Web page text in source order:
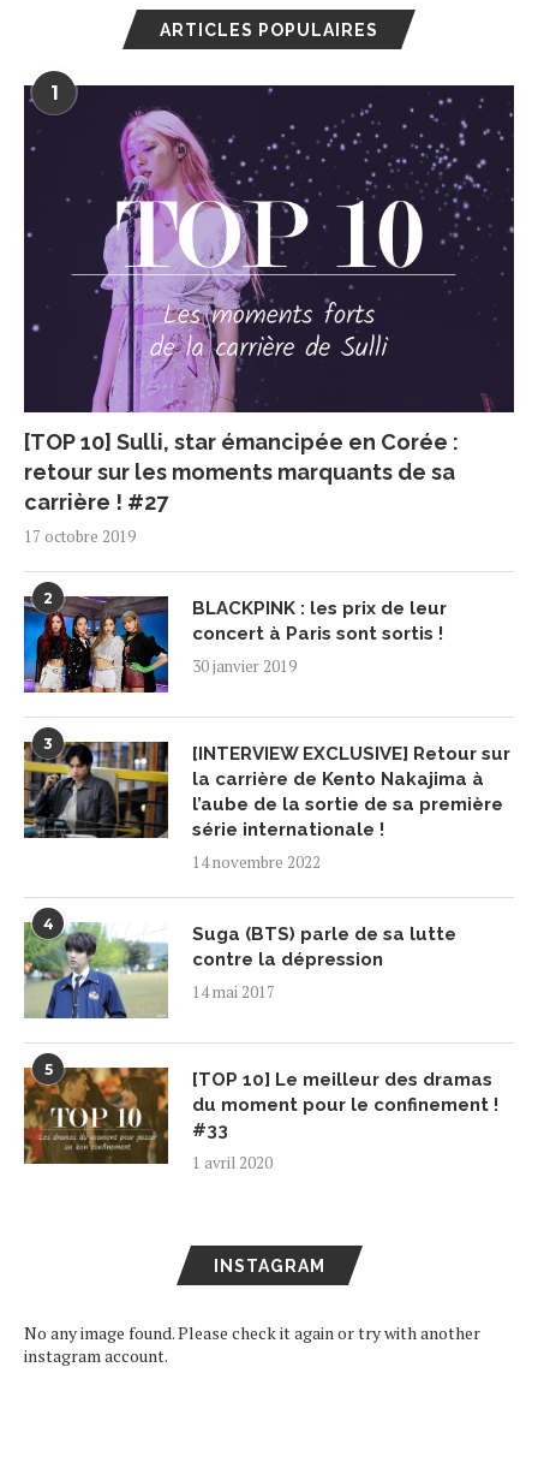
ARTICLES POPULAIRES
1
[TOP 10] Sulli, star émancipée en Corée :
retour sur les moments marquants de sa
carrière ! #27
17 octobre 2019
2
BLACKPINK : les prix de leur
concert à Paris sont sortis !
30 janvier 2019
3
[INTERVIEW EXCLUSIVE] Retour sur
la carrière de Kento Nakajima à
l’aube de la sortie de sa première
série internationale !
14 novembre 2022
4
Suga (BTS) parle de sa lutte
contre la dépression
14 mai 2017
5
[TOP 10] Le meilleur des dramas
du moment pour le confinement !
#33
1 avril 2020
INSTAGRAM
No any image found. Please check it again or try with another
instagram account.